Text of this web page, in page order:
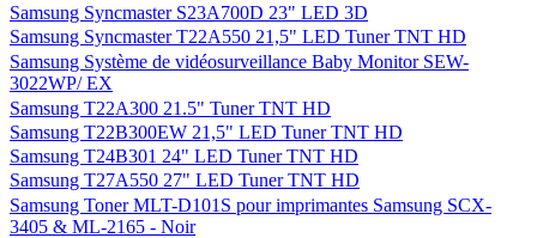
Samsung Syncmaster S23A700D 23" LED 3D
Samsung Syncmaster T22A550 21,5" LED Tuner TNT HD
Samsung Système de vidéosurveillance Baby Monitor SEW-
3022WP/ EX
Samsung T22A300 21.5" Tuner TNT HD
Samsung T22B300EW 21,5" LED Tuner TNT HD
Samsung T24B301 24" LED Tuner TNT HD
Samsung T27A550 27" LED Tuner TNT HD
Samsung Toner MLT-D101S pour imprimantes Samsung SCX-
3405 & ML-2165 - Noir